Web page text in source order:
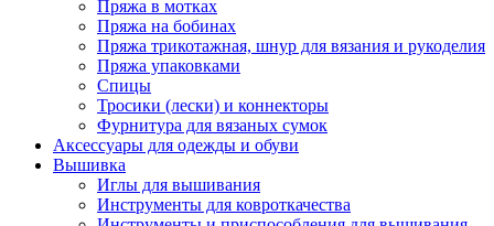
Пряжа в мотках
Пряжа на бобинах
Пряжа трикотажная, шнур для вязания и рукоделия
Пряжа упаковками
Спицы
Тросики (лески) и коннекторы
Фурнитура для вязаных сумок
Аксессуары для одежды и обуви
Вышивка
Иглы для вышивания
Инструменты для ковроткачества